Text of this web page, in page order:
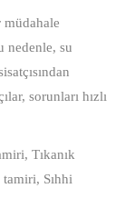
müdahale
nedenle, su
sorunları hızlı
Tıkanık
tamiri, Sıhhi